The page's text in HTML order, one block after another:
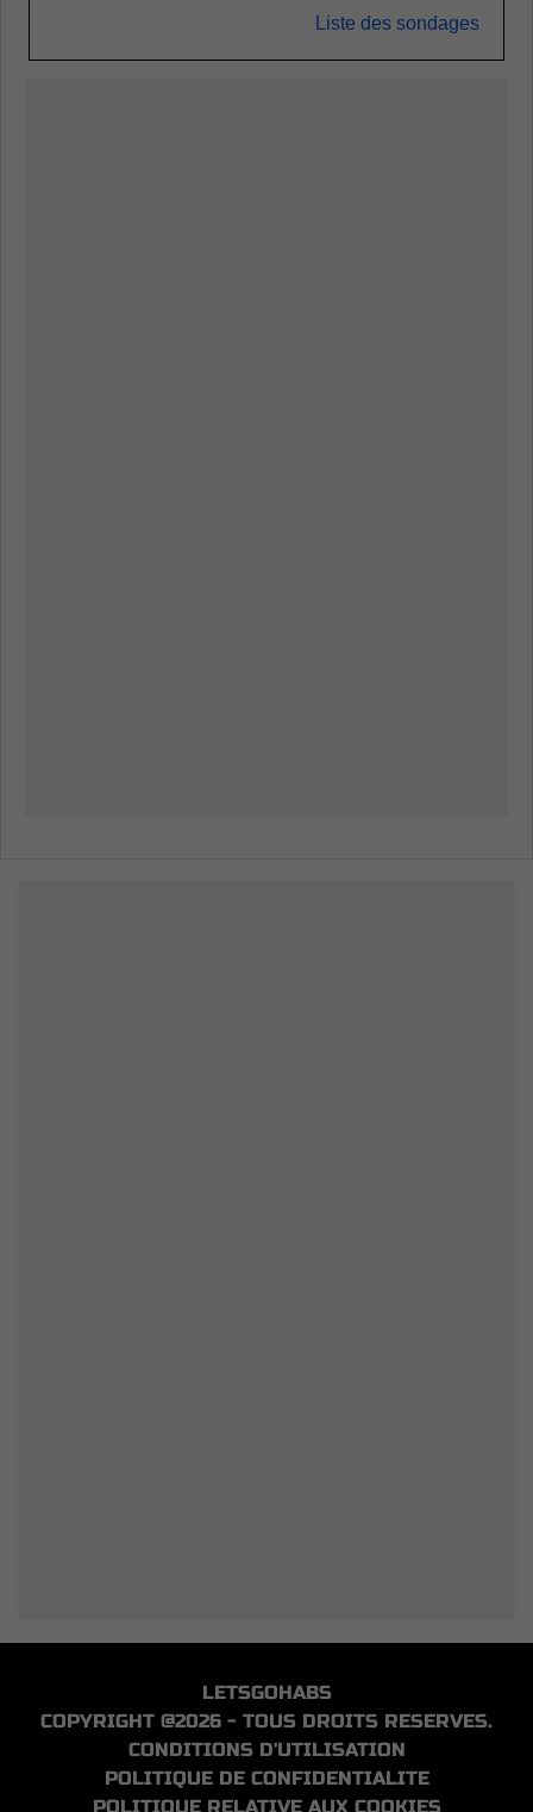
Liste des sondages
LETSGOHABS
COPYRIGHT @2026 - TOUS DROITS RESERVES.
CONDITIONS D'UTILISATION
POLITIQUE DE CONFIDENTIALITE
POLITIQUE RELATIVE AUX COOKIES